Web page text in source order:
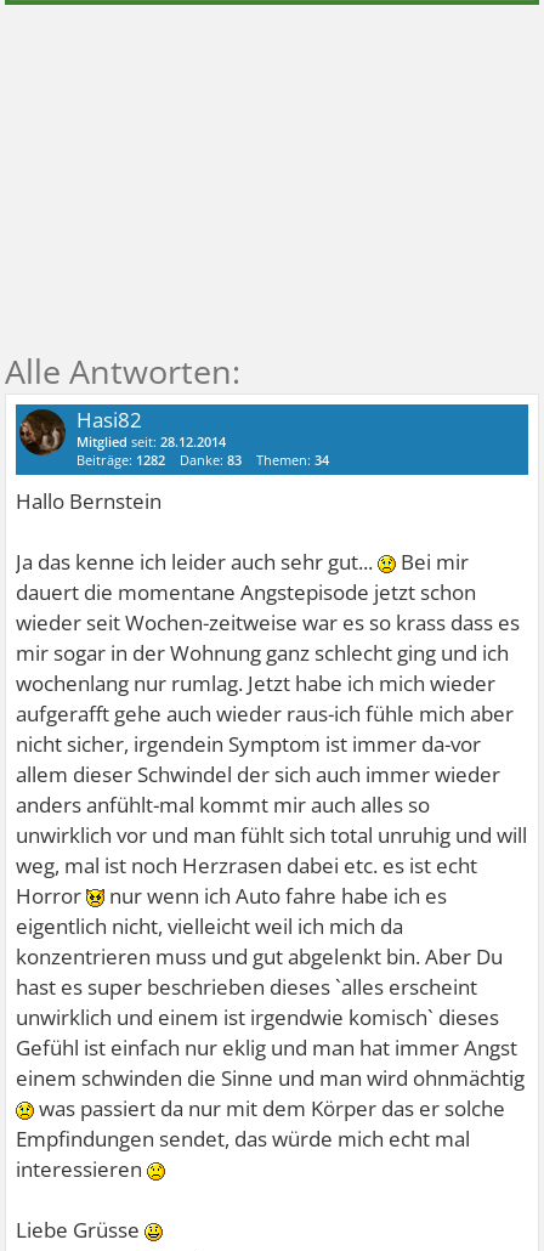
Hasi82
Mitglied seit:28.12.2014
Beiträge: 1282 Danke:83 Themen:34
Hallo Bernstein
Ja das kenne ich leider auch sehr gut...
Bei mir
dauert die momentane Angstepisode jetzt schon
wieder seit Wochen-zeitweise war es so krass dass es
mir sogar in der Wohnung ganz schlecht ging und ich
wochenlang nur rumlag. Jetzt habe ich mich wieder
aufgerafft gehe auch wieder raus-ich fühle mich aber
nicht sicher, irgendein Symptom ist immer da-vor
allem dieser Schwindel der sich auch immer wieder
anders anfühlt-mal kommt mir auch alles so
unwirklich vor und man fühlt sich total unruhig und will
weg, mal ist noch Herzrasen dabei etc. es ist echt
Horror
nur wenn ich Auto fahre habe ich es
eigentlich nicht, vielleicht weil ich mich da
konzentrieren muss und gut abgelenkt bin. Aber Du
hast es super beschrieben dieses `alles erscheint
unwirklich und einem ist irgendwie komisch` dieses
Gefühl ist einfach nur eklig und man hat immer Angst
einem schwinden die Sinne und man wird ohnmächtig
was passiert da nur mit dem Körper das er solche
Empfindungen sendet, das würde mich echt mal
interessieren
Liebe Grüsse